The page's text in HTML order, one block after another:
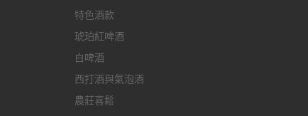
特色酒款
琥珀紅啤酒
白啤酒
西打酒與氣泡酒
農莊喜鬆